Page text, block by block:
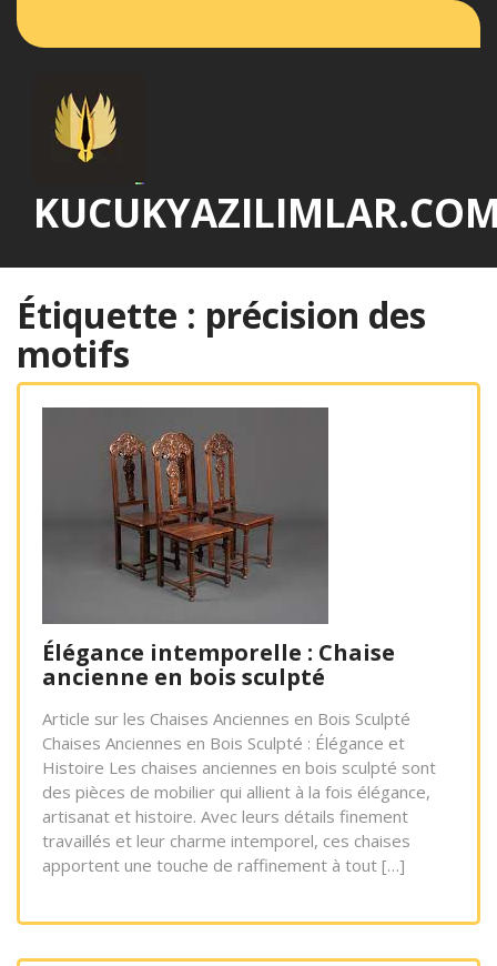
Étiquette : précision des
motifs
Élégance intemporelle : Chaise
ancienne en bois sculpté
Article sur les Chaises Anciennes en Bois Sculpté
Chaises Anciennes en Bois Sculpté : Élégance et
Histoire Les chaises anciennes en bois sculpté sont
des pièces de mobilier qui allient à la fois élégance,
artisanat et histoire. Avec leurs détails finement
travaillés et leur charme intemporel, ces chaises
apportent une touche de raffinement à tout […]